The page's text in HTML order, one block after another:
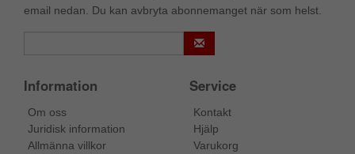
email nedan. Du kan avbryta abonnemanget när som helst.
Information
Om oss
Juridisk information
Allmänna villkor
Service
Kontakt
Hjälp
Varukorg